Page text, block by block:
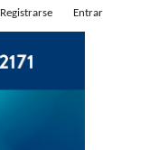
Registrarse Entrar